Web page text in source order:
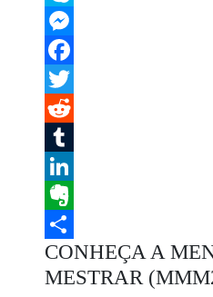
Skype
Messenger
Facebook
Twitter
Reddit
Tumblr
LinkedIn
Evernote
Share
CONHEÇA A
MESTRAR